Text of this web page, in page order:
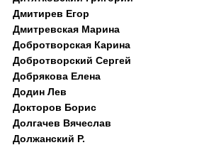
Дмитирев Егор
Дмитревская Марина
Добротворская Карина
Добротворский Сергей
Добрякова Елена
Додин Лев
Докторов Борис
Долгачев Вячеслав
Должанский Р.